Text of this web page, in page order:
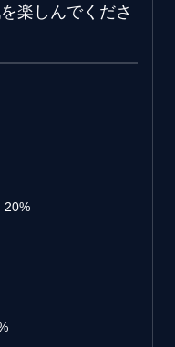
楽しんでくださ
20%